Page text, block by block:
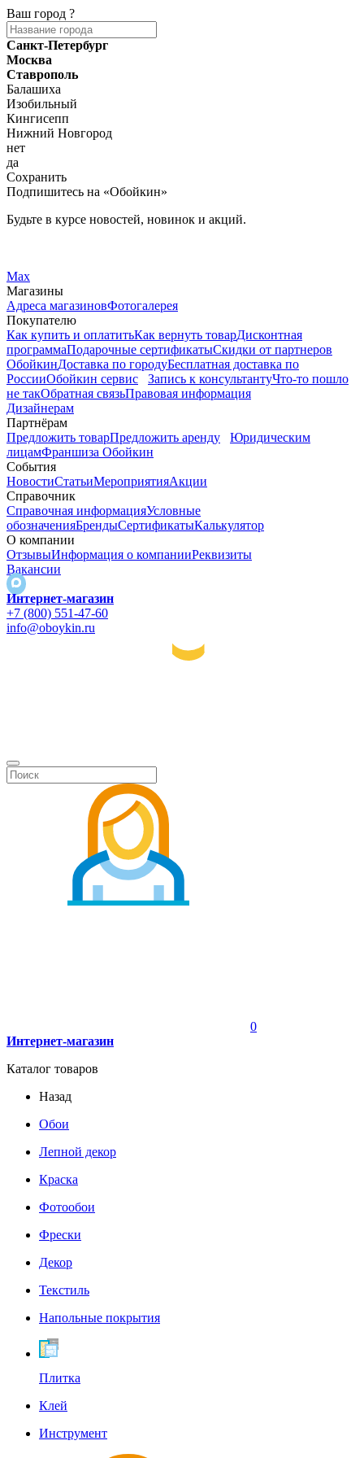
Ваш город ?
Санкт-Петербург
Москва
Ставрополь
Балашиха
Изобильный
Кингисепп
Нижний Новгород
нет
да
Сохранить
Подпишитесь на «Обойкин»
Будьте в курсе новостей, новинок и акций.
Max
Магазины
Адреса магазиновФотогалерея
Покупателю
Как купить и оплатитьКак вернуть товарДисконтная
программаПодарочные сертификатыСкидки от партнеров
ОбойкинДоставка по городуБесплатная доставка по
РоссииОбойкин сервис Запись к консультантуЧто-то пошло
не такОбратная связьПравовая информация
Дизайнерам
Партнёрам
Предложить товарПредложить аренду
Юридическим
лицамФраншиза Обойкин
События
НовостиСтатьиМероприятияАкции
Справочник
Справочная информацияУсловные
обозначенияБрендыСертификатыКалькулятор
О компании
ОтзывыИнформация о компанииРеквизиты
Вакансии
Интернет-магазин
+7 (800) 551-47-60
info@oboykin.ru
0
Интернет-магазин
Каталог товаров
Назад
Обои
Лепной декор
Краска
Фотообои
Фрески
Декор
Текстиль
Напольные покрытия
Плитка
Клей
Инструмент